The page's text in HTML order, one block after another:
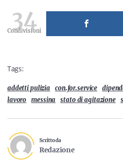
34
Condivisioni
Tags:
addetti pulizia con.for.service
lavoro
messina stato di agitazione
Scritto da
Redazione